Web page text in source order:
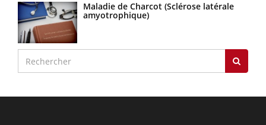
Maladie de Charcot (Sclérose latérale
amyotrophique)